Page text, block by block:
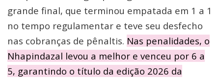
grande final, que terminou empatada em 1 a 1
no tempo regulamentar e teve seu desfecho
nas cobranças de pênaltis. Nas penalidades, o
Nhapindazal levou a melhor e venceu por 6 a
5, garantindo o título da edição 2026 da